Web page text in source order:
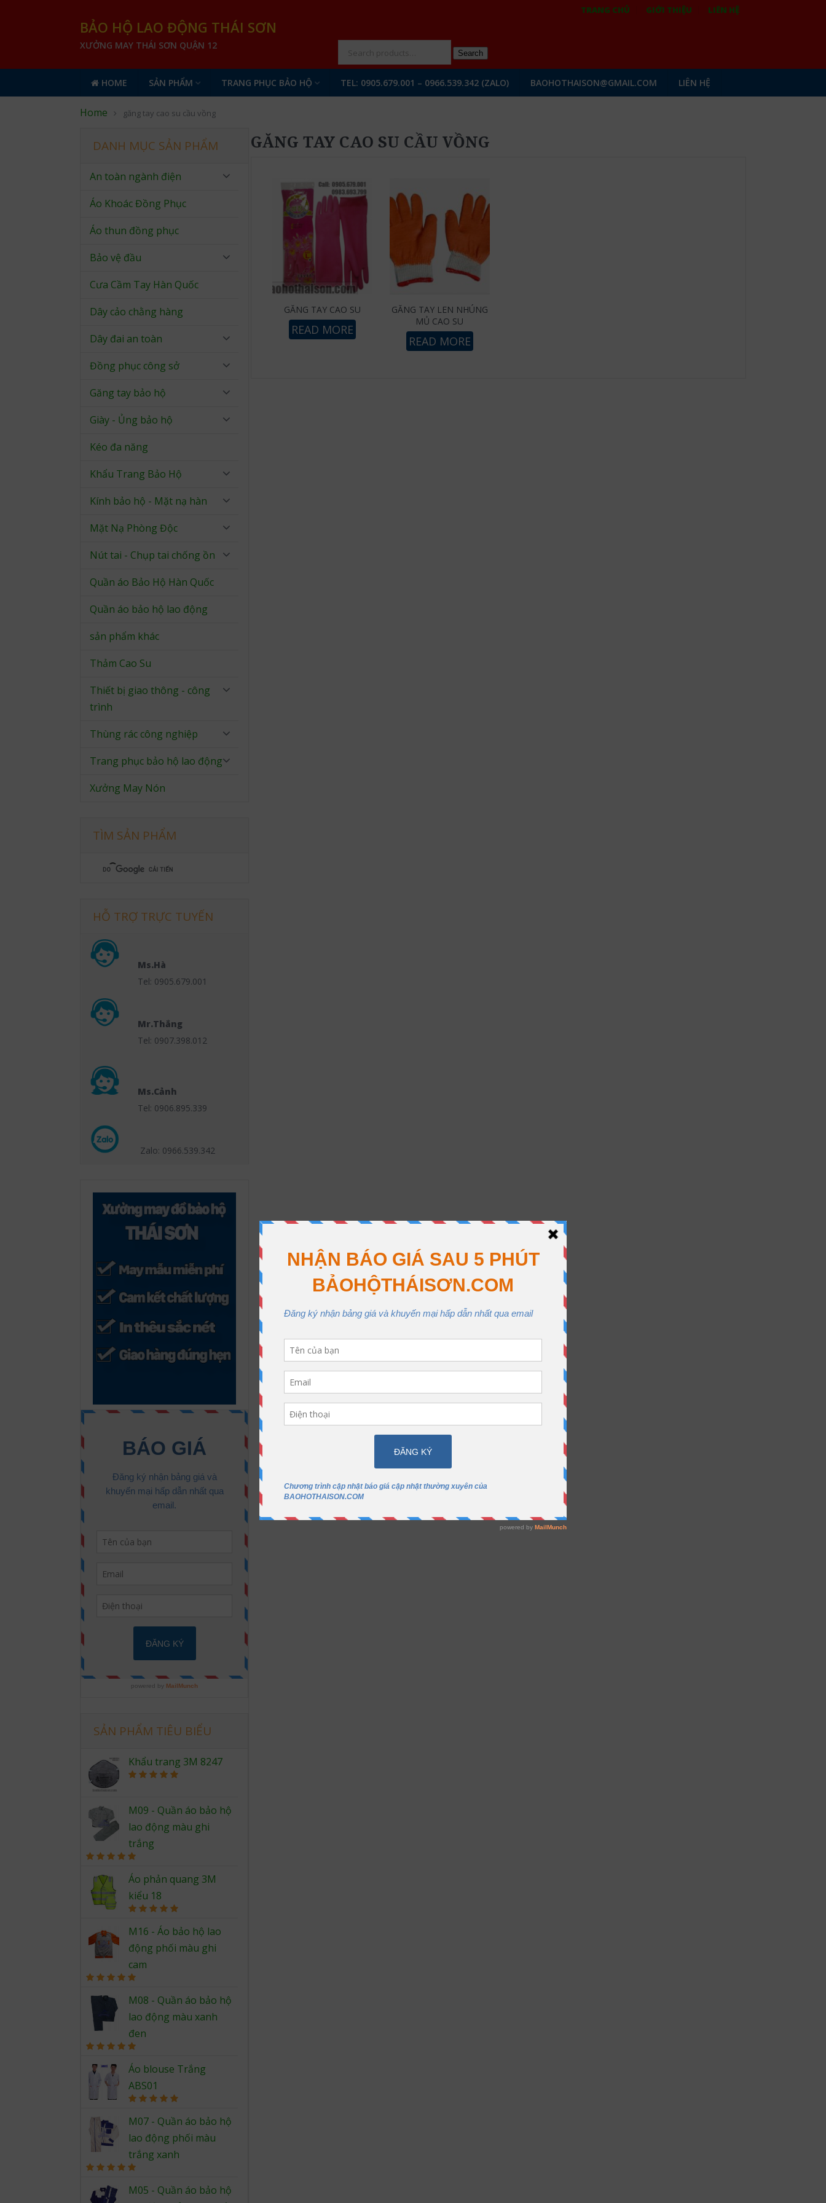
TRANG CHỦ GIỚI THIỆU LIÊN HỆ
BẢO HỘ LAO ĐỘNG THÁI SƠN
XƯỞNG MAY THÁI SƠN QUẬN 12
Search
HOME SẢN PHẨM TRANG PHỤC BẢO HỘ TEL: 0905.679.001 – 0966.539.342 (ZALO) BAOHOTHAISON@GMAIL.COM LIÊN HỆ
Home găng tay cao su cầu vồng
GĂNG TAY CAO SU CẦU VỒNG
GĂNG TAY CAO SU
READ MORE
GĂNG TAY LEN NHÚNG
MỦ CAO SU
READ MORE
DANH MỤC SẢN PHẨM
An toàn ngành điện
Áo Khoác Đồng Phục
Áo thun đồng phục
Bảo vệ đầu
Cưa Cầm Tay Hàn Quốc
Dây cảo chằng hàng
Dây đai an toàn
Đồng phục công sở
Găng tay bảo hộ
Giày - Ủng bảo hộ
Kéo đa năng
Khẩu Trang Bảo Hộ
Kính bảo hộ - Mặt nạ hàn
Mặt Nạ Phòng Độc
Nút tai - Chụp tai chống ồn
Quần áo Bảo Hộ Hàn Quốc
Quần áo bảo hộ lao động
sản phẩm khác
Thảm Cao Su
Thiết bị giao thông - công
trình
Thùng rác công nghiệp
Trang phục bảo hộ lao động
Xưởng May Nón
TÌM SẢN PHẨM
HỖ TRỢ TRỰC TUYẾN
Ms.Hà
Tel: 0905.679.001
Mr.Thắng
Tel: 0907.398.012
Ms.Cảnh
Tel: 0906.895.339
Zalo: 0966.539.342
SẢN PHẨM TIÊU BIỂU
Khẩu trang 3M 8247
M09 - Quần áo bảo hộ
lao động màu ghi
trắng
out of 5
Áo phản quang 3M
kiểu 18
out of 5
M16 - Áo bảo hộ lao
động phối màu ghi
cam
out of 5
M08 - Quần áo bảo hộ
lao động màu xanh
đen
out of 5
Áo blouse Trắng
ABS01
out of 5
M07 - Quần áo bảo hộ
lao động phối màu
trắng xanh
out of 5
M05 - Quần áo bảo hộ